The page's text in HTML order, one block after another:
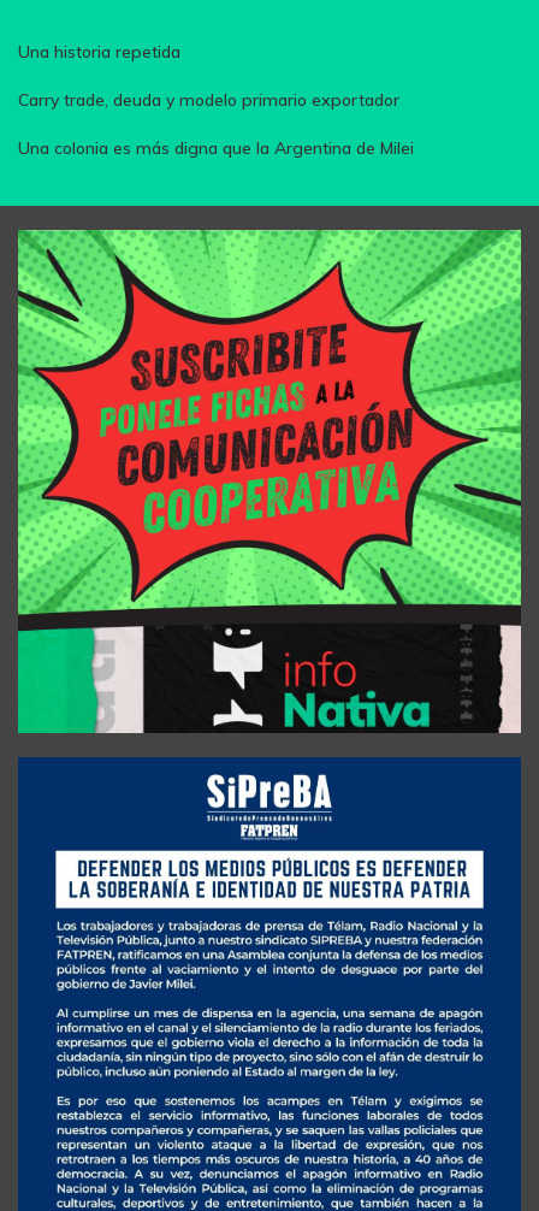
Una historia repetida
Carry trade, deuda y modelo primario exportador
Una colonia es más digna que la Argentina de Milei